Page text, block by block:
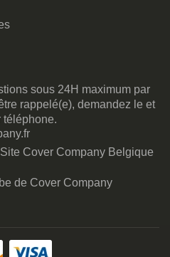
sous 24H maximum par
rappelé(e), demandez le et
téléphone.
Site Cover Company Belgique
de Cover Company